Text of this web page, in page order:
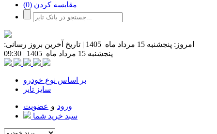
(0) مقایسه کردن
امروز: پنجشنبه 15 مرداد ماه 1405 | تاریخ آخرین بروز رسانی:
پنجشنبه 15 مرداد ماه 1405
|
09:30
بر اساس نوع خودرو
سایز تایر
ورود و عضویت
سبد خرید شما